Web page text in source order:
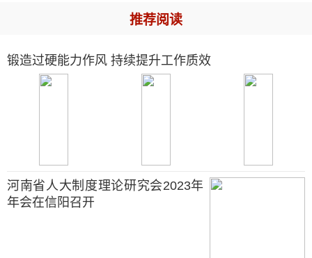
推荐阅读
锻造过硬能力作风 持续提升工作质效
河南省人大制度理论研究会2023年
年会在信阳召开